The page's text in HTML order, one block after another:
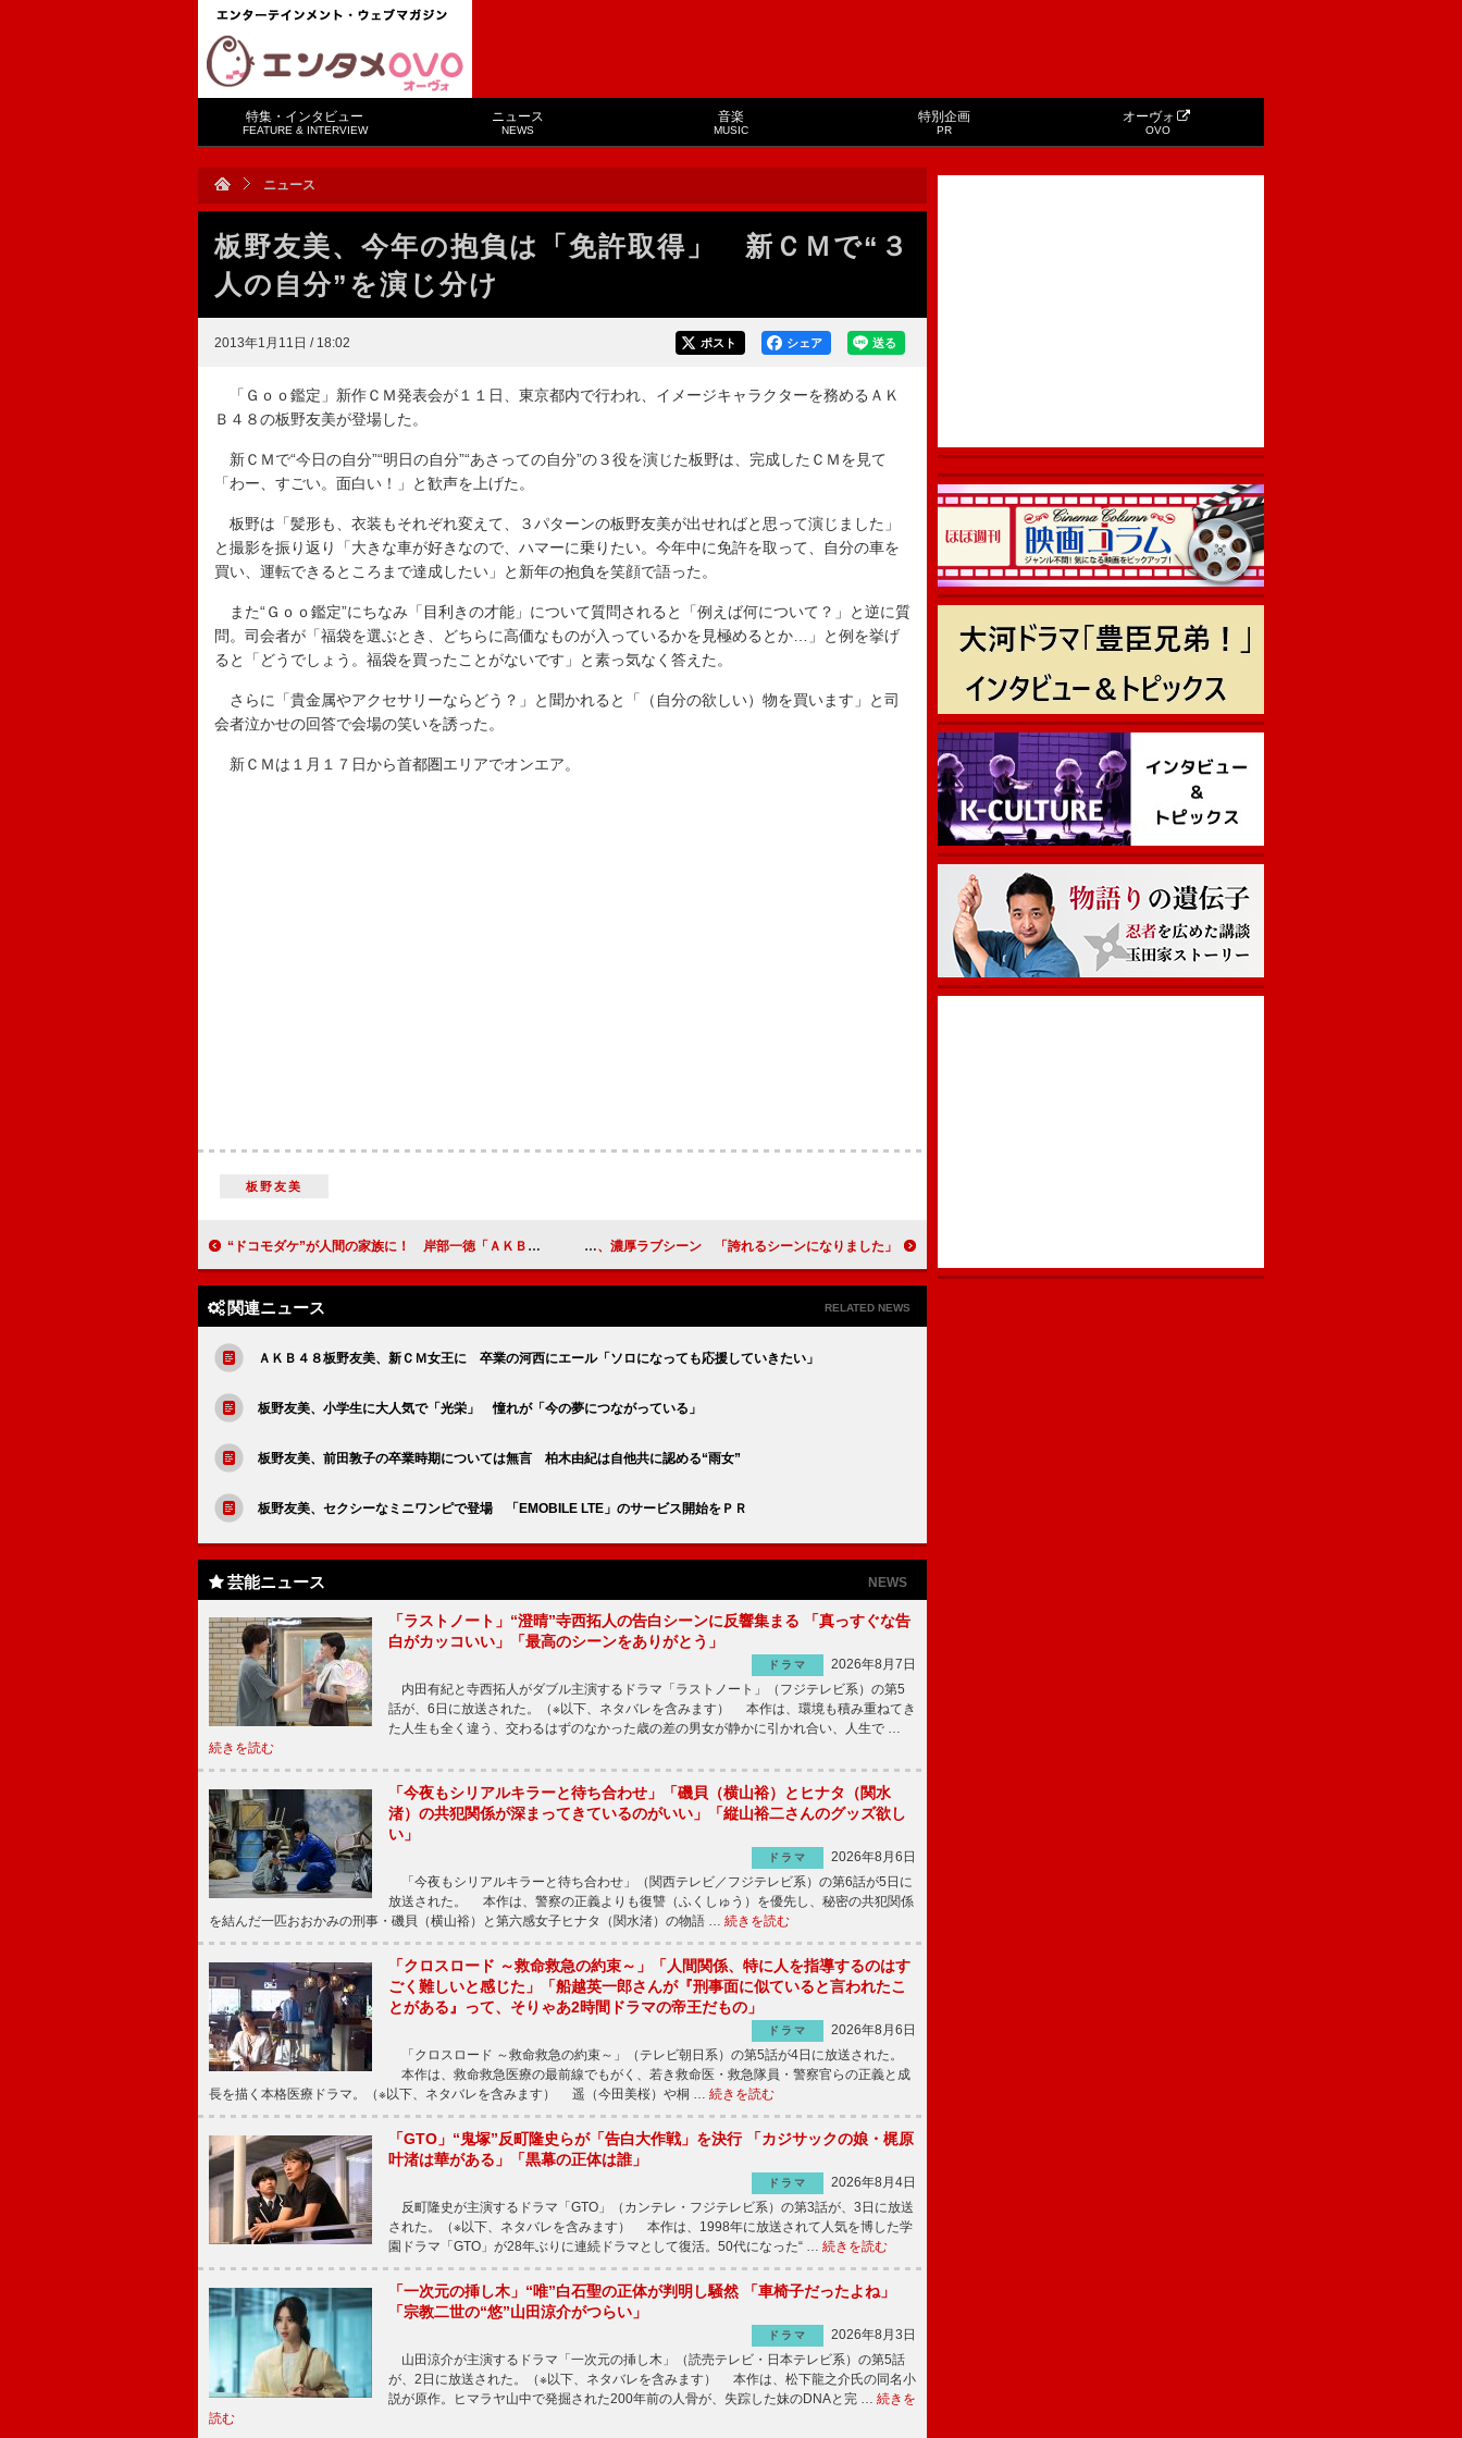
特集・インタビュー
FEATURE & INTERVIEW
ニュース
NEWS
音楽
MUSIC
特別企画
PR
オーヴォ
OVO
ニュース
板野友美、今年の抱負は「免許取得」 新ＣＭで“３
人の自分”を演じ分け
2013年1月11日 / 18:02 送る
シェア
ポスト
「Ｇｏｏ鑑定」新作ＣＭ発表会が１１日、東京都内で行われ、イメージキャラクターを務めるＡＫ
Ｂ４８の板野友美が登場した。
新ＣＭで“今日の自分”“明日の自分”“あさっての自分”の３役を演じた板野は、完成したＣＭを見て
「わー、すごい。面白い！」と歓声を上げた。
板野は「髪形も、衣装もそれぞれ変えて、３パターンの板野友美が出せればと思って演じました」
と撮影を振り返り「大きな車が好きなので、ハマーに乗りたい。今年中に免許を取って、自分の車を
買い、運転できるところまで達成したい」と新年の抱負を笑顔で語った。
また“Ｇｏｏ鑑定”にちなみ「目利きの才能」について質問されると「例えば何について？」と逆に質
問。司会者が「福袋を選ぶとき、どちらに高価なものが入っているかを見極めるとか…」と例を挙げ
ると「どうでしょう。福袋を買ったことがないです」と素っ気なく答えた。
さらに「貴金属やアクセサリーならどう？」と聞かれると「（自分の欲しい）物を買います」と司
会者泣かせの回答で会場の笑いを誘った。
新ＣＭは１月１７日から首都圏エリアでオンエア。
板野友美
“ドコモダケ”が人間の家族に！ 岸部一徳「ＡＫＢの推しメンは…」 藤原紀香、濃厚ラブシーン 「誇れるシーンになりました」
関連ニュース RELATED NEWS
ＡＫＢ４８板野友美、新ＣＭ女王に 卒業の河西にエール「ソロになっても応援していきたい」
板野友美、小学生に大人気で「光栄」 憧れが「今の夢につながっている」
板野友美、前田敦子の卒業時期については無言 柏木由紀は自他共に認める“雨女”
板野友美、セクシーなミニワンピで登場 「EMOBILE LTE」のサービス開始をＰＲ
芸能ニュース NEWS
「ラストノート」“澄晴”寺西拓人の告白シーンに反響集まる 「真っすぐな告
白がカッコいい」「最高のシーンをありがとう」
ドラマ
2026年8月7日
内田有紀と寺西拓人がダブル主演するドラマ「ラストノート」（フジテレビ系）の第5
話が、6日に放送された。（※以下、ネタバレを含みます） 本作は、環境も積み重ねてき
た人生も全く違う、交わるはずのなかった歳の差の男女が静かに引かれ合い、人生で …
続きを読む
「今夜もシリアルキラーと待ち合わせ」「磯貝（横山裕）とヒナタ（関水
渚）の共犯関係が深まってきているのがいい」「縦山裕二さんのグッズ欲し
い」
ドラマ
2026年8月6日
「今夜もシリアルキラーと待ち合わせ」（関西テレビ／フジテレビ系）の第6話が5日に
放送された。 本作は、警察の正義よりも復讐（ふくしゅう）を優先し、秘密の共犯関係
を結んだ一匹おおかみの刑事・磯貝（横山裕）と第六感女子ヒナタ（関水渚）の物語 … 続きを読む
「クロスロード ～救命救急の約束～」「人間関係、特に人を指導するのはす
ごく難しいと感じた」「船越英一郎さんが『刑事面に似ていると言われたこ
とがある』って、そりゃあ2時間ドラマの帝王だもの」
ドラマ
2026年8月6日
「クロスロード ～救命救急の約束～」（テレビ朝日系）の第5話が4日に放送された。
本作は、救命救急医療の最前線でもがく、若き救命医・救急隊員・警察官らの正義と成
長を描く本格医療ドラマ。（※以下、ネタバレを含みます） 遥（今田美桜）や桐 … 続きを読む
「GTO」“鬼塚”反町隆史らが「告白大作戦」を決行 「カジサックの娘・梶原
叶渚は華がある」「黒幕の正体は誰」
ドラマ
2026年8月4日
反町隆史が主演するドラマ「GTO」（カンテレ・フジテレビ系）の第3話が、3日に放送
された。（※以下、ネタバレを含みます） 本作は、1998年に放送されて人気を博した学
園ドラマ「GTO」が28年ぶりに連続ドラマとして復活。50代になった“ … 続きを読む
「一次元の挿し木」“唯”白石聖の正体が判明し騒然 「車椅子だったよね」
「宗教二世の“悠”山田涼介がつらい」
ドラマ
2026年8月3日
山田涼介が主演するドラマ「一次元の挿し木」（読売テレビ・日本テレビ系）の第5話
が、2日に放送された。（※以下、ネタバレを含みます） 本作は、松下龍之介氏の同名小
説が原作。ヒマラヤ山中で発掘された200年前の人骨が、失踪した妹のDNAと完 … 続きを
読む